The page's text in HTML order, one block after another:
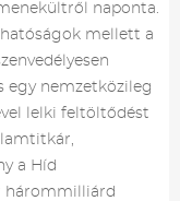
naponta.
mellett a
egy nemzetközileg
lelki feltöltődést
a Híd
hárommilliárd